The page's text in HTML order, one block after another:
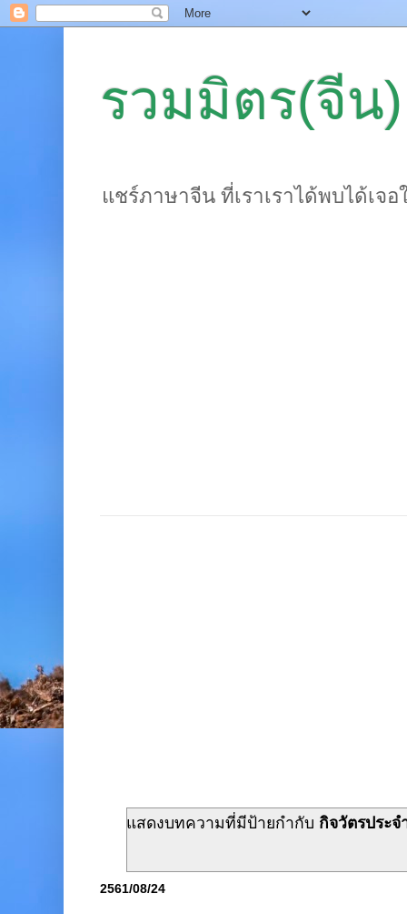
รวมมิตร(จีน)
แชร์ภาษาจีน ที่เราเราได้พบได้เจ
แสดงบทความที่มีป้ายกำกับ กิจวัตรประจ
2561/08/24